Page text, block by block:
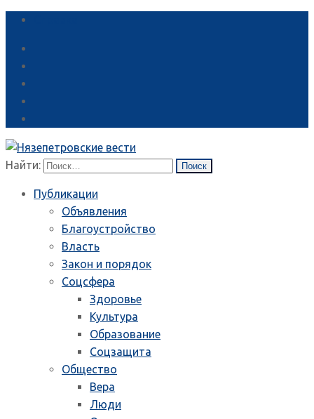
Найти:
Публикации
Объявления
Благоустройство
Власть
Закон и порядок
Соцсфера
Здоровье
Культура
Образование
Соцзащита
Общество
Вера
Люди